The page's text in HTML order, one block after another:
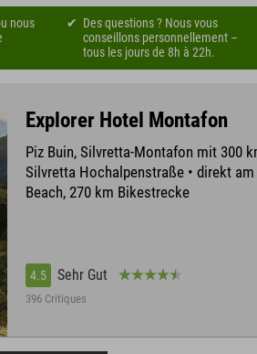
nous
Des questions ? Nous vous
conseillons personnellement –
tous les jours de 8h à 22h.
Explorer Hotel Montafon
Piz Buin, Silvretta-Montafon mit 300
Silvretta Hochalpenstraße • direkt
Beach, 270 km Bikestrecke
4.5 Sehr Gut
396 Critiques